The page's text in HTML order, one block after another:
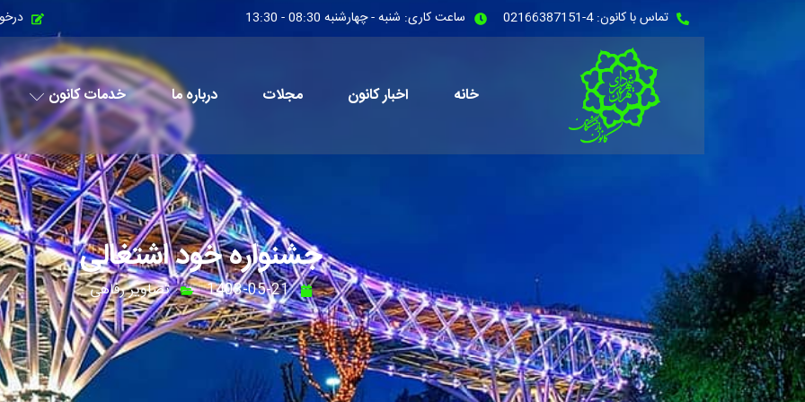
تماس با کانون: 4-02166387151 ساعت کاری: شنبه - چهارشنبه 08:30 - 13:30
خانه اخبار کانون مجلات درباره ما خدمات کانون
جشنواره خود اشتغالی
1403-05-21 تصاویر رفاهی